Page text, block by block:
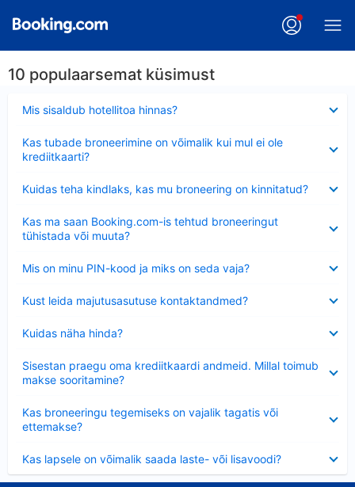
10 populaarsemat küsimust
Mis sisaldub hotellitoa hinnas?
Kas tubade broneerimine on võimalik kui mul ei ole
krediitkaarti?
Kuidas teha kindlaks, kas mu broneering on kinnitatud?
Kas ma saan Booking.com-is tehtud broneeringut
tühistada või muuta?
Mis on minu PIN-kood ja miks on seda vaja?
Kust leida majutusasutuse kontaktandmed?
Kuidas näha hinda?
Sisestan praegu oma krediitkaardi andmeid. Millal toimub
makse sooritamine?
Kas broneeringu tegemiseks on vajalik tagatis või
ettemakse?
Kas lapsele on võimalik saada laste- või lisavoodi?